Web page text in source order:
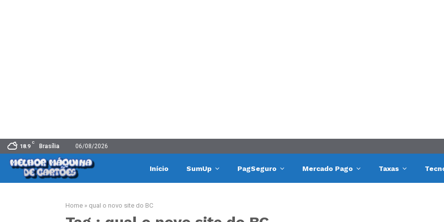
18.9
C
Brasília 06/08/2026
Início SumUp PagSeguro Mercado Pago Taxas
Home » qual o novo site do BC